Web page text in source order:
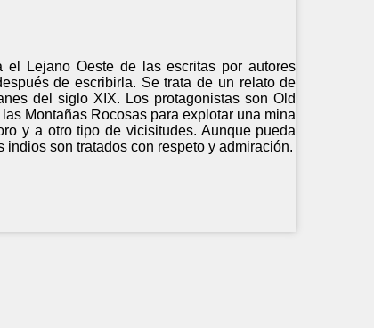
el Lejano Oeste de las escritas por autores
de escribirla. Se trata de un relato de
del siglo XIX. Los protagonistas son Old
Montañas Rocosas para explotar una mina
y a otro tipo de vicisitudes. Aunque pueda
son tratados con respeto y admiración.